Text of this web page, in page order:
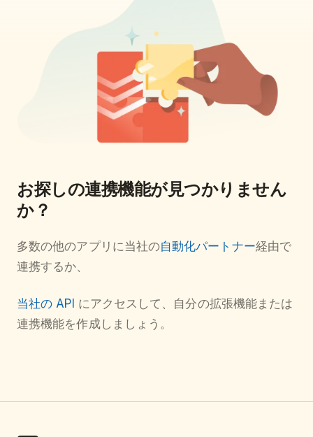
お探しの連携機能が見つかりません
か？
多数の他のアプリに当社の自動化パートナー経由で
連携するか、
当社の API にアクセスして、自分の拡張機能または
連携機能を作成しましょう。